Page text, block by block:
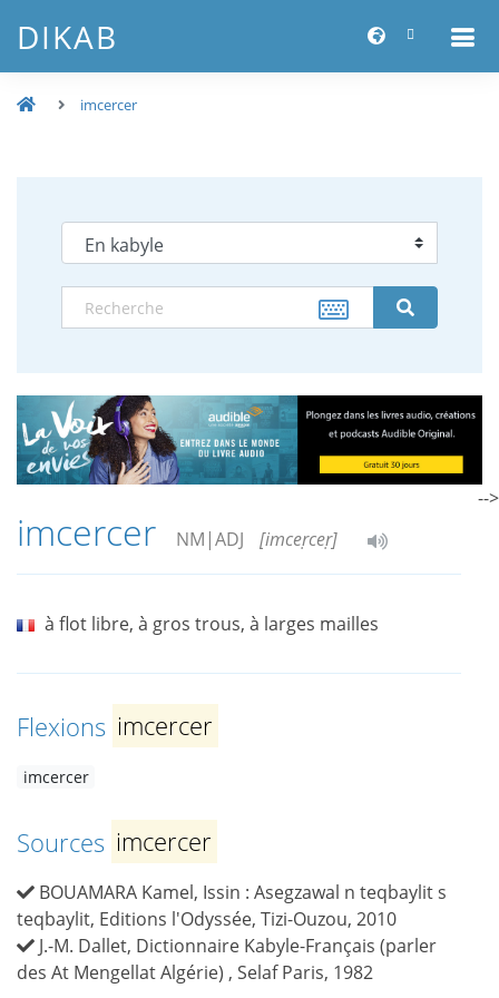
DIKAB
imcercer
imcercer NM|ADJ [imceṛceṛ]
à flot libre, à gros trous, à larges mailles
Flexions imcercer
imcercer
Sources imcercer
BOUAMARA Kamel, Issin : Asegzawal n teqbaylit s
teqbaylit, Editions l'Odyssée, Tizi-Ouzou, 2010
J.-M. Dallet, Dictionnaire Kabyle-Français (parler
des At Mengellat Algérie) , Selaf Paris, 1982
-->